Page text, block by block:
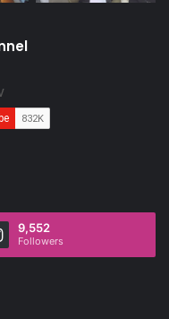
9,552
Followers